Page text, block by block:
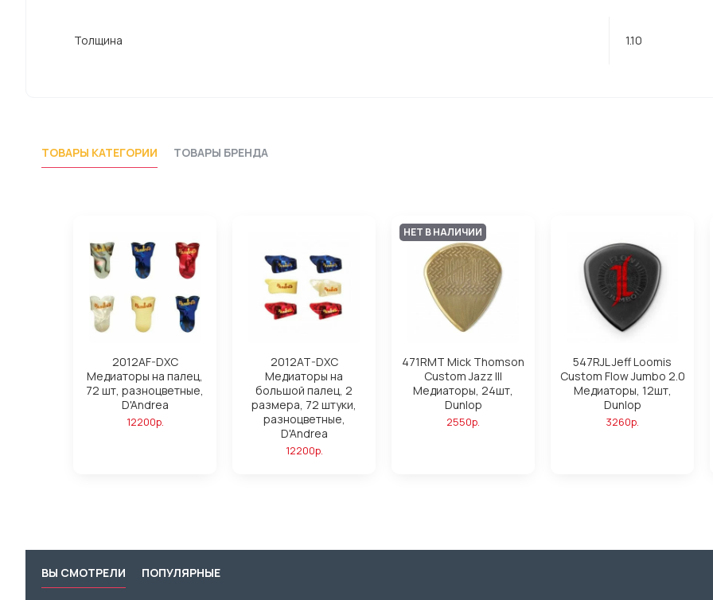
Толщина 1.10
ТОВАРЫ КАТЕГОРИИ ТОВАРЫ БРЕНДА
2012AF-DXC
Медиаторы на палец,
72 шт, разноцветные,
D'Andrea
12200р.
2012AT-DXC
Медиаторы на
большой палец, 2
размера, 72 штуки,
разноцветные,
D'Andrea
12200р.
НЕТ В НАЛИЧИИ
471RMT Mick Thomson
Custom Jazz III
Медиаторы, 24шт,
Dunlop
2550р.
547RJL Jeff Loomis
Custom Flow Jumbo 2.0
Медиаторы, 12шт,
Dunlop
3260р.
ВЫ СМОТРЕЛИ ПОПУЛЯРНЫЕ